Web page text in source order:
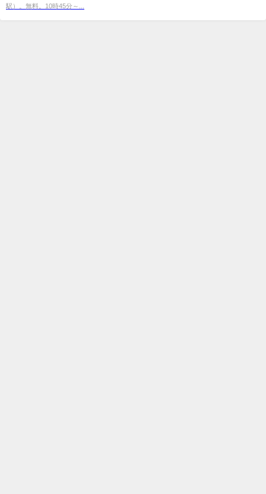
駅）。無料。10時45分～...